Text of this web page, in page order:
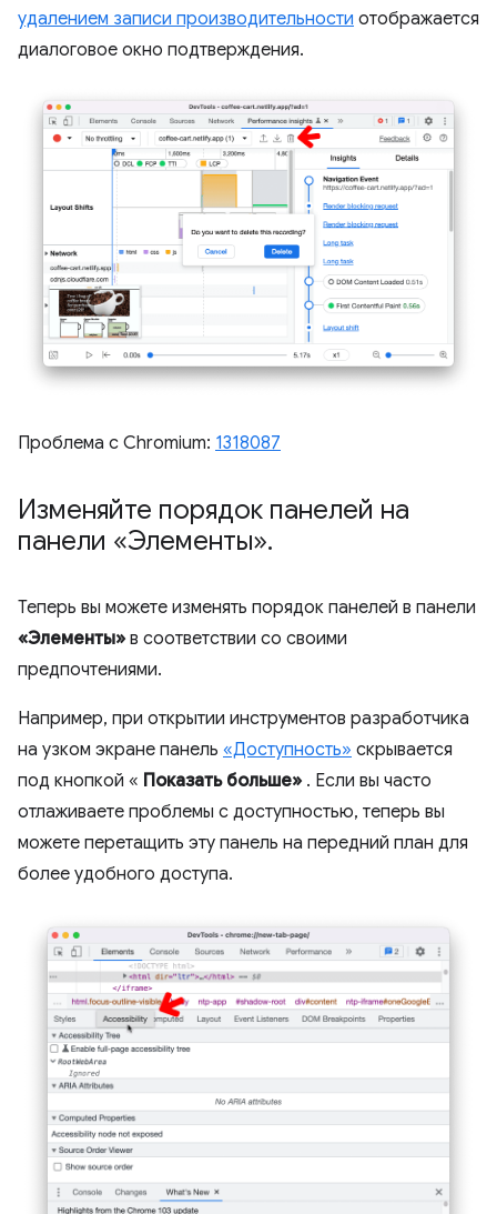
удалением записи производительности отображается
диалоговое окно подтверждения.
Проблема с Chromium: 1318087
Изменяйте порядок панелей на
панели «Элементы».
Теперь вы можете изменять порядок панелей в панели
«Элементы» в соответствии со своими
предпочтениями.
Например, при открытии инструментов разработчика
на узком экране панель «Доступность» скрывается
под кнопкой « Показать больше» . Если вы часто
отлаживаете проблемы с доступностью, теперь вы
можете перетащить эту панель на передний план для
более удобного доступа.